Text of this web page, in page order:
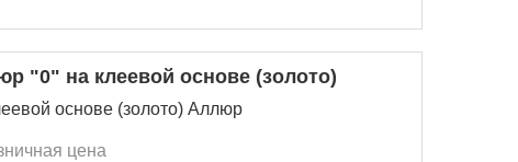
"0" на клеевой основе (золото)
основе (золото) Аллюр
цена